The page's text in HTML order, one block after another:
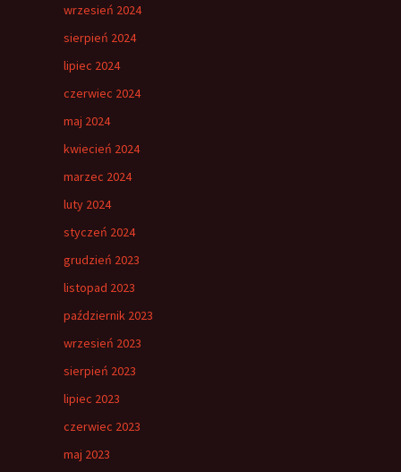
wrzesień 2024
sierpień 2024
lipiec 2024
czerwiec 2024
maj 2024
kwiecień 2024
marzec 2024
luty 2024
styczeń 2024
grudzień 2023
listopad 2023
październik 2023
wrzesień 2023
sierpień 2023
lipiec 2023
czerwiec 2023
maj 2023